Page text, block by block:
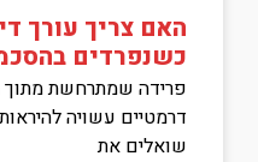
האם צריך עורך
כשנפרדים
פרידה שמתרחשת מתוך
דרמטיים עשויה
שואלים את